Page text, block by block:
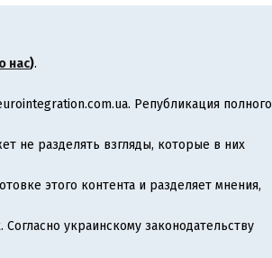
нас).
Републикация полного
не разделять взгляды, которые в них
этого контента и разделяет мнения,
украинскому законодательству